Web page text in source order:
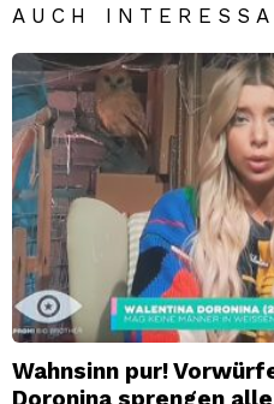
AUCH
Wahnsinn pur!
Doronina sprengen